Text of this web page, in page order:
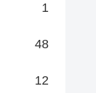
1
48
12